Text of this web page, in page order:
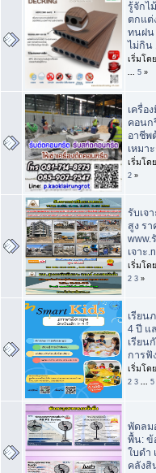
รู้จักไ
ตกแต่
ทนฝน
ไม่กิน
เริ่มโด
... 5 »
เครื่อ
คอนก
อาชีพ
เหมา
เริ่มโด
2 »
รับเจ
สูง รา
www.
เจาะ
เริ่มโด
2 3 »
เรียน
4 ปี แ
เรียน
การฟั
เริ่มโด
2 3 ... 5
พัดลม
พื้น: ข้
ใบดำ
คลังสิ